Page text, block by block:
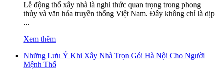
Lễ động thổ xây nhà là nghi thức quan trọng trong phong
thủy và văn hóa truyền thống Việt Nam. Đây không chỉ là dịp
...
Xem thêm
Những Lưu Ý Khi Xây Nhà Trọn Gói Hà Nội Cho Người
Mệnh Thổ